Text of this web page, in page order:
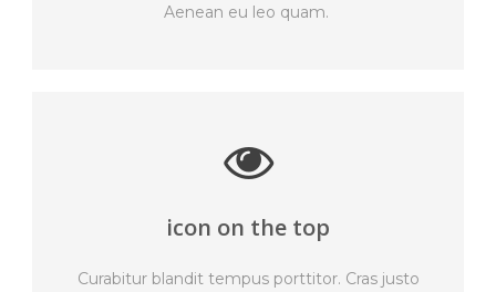
Aenean eu leo quam.
icon on the top
Curabitur blandit tempus porttitor. Cras justo